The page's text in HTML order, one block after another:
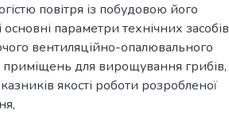
повітря із побудовою його
основні параметри технічних засобів
вентиляційно-опалювального
для вирощування грибів,
якості роботи розробленої